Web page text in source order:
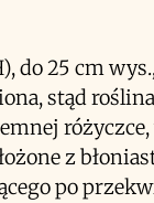
do 25 cm
stąd
z
po